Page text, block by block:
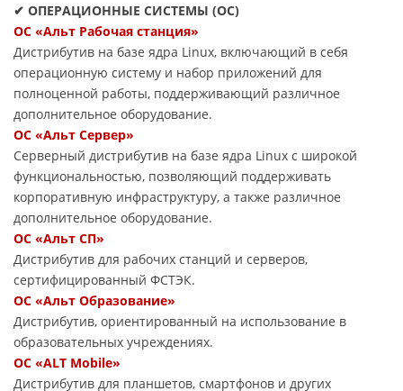
✔ ОПЕРАЦИОННЫЕ СИСТЕМЫ (ОС)
ОС «Альт Рабочая станция»
Дистрибутив на базе ядра Linux, включающий в себя
операционную систему и набор приложений для
полноценной работы, поддерживающий различное
дополнительное оборудование.
ОС «Альт Сервер»
Серверный дистрибутив на базе ядра Linux с широкой
функциональностью, позволяющий поддерживать
корпоративную инфраструктуру, а также различное
дополнительное оборудование.
ОС «Альт СП»
Дистрибутив для рабочих станций и серверов,
сертифицированный ФСТЭК.
ОС «Альт Образование»
Дистрибутив, ориентированный на использование в
образовательных учреждениях.
ОС «ALT Mobile»
Дистрибутив для планшетов, смартфонов и других